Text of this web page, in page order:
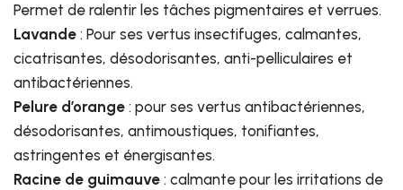
Permet de ralentir les tâches pigmentaires et verrues.
Lavande : Pour ses vertus insectifuges, calmantes,
cicatrisantes, désodorisantes, anti-pelliculaires et
antibactériennes.
Pelure d’orange : pour ses vertus antibactériennes,
désodorisantes, antimoustiques, tonifiantes,
astringentes et énergisantes.
Racine de guimauve : calmante pour les irritations de